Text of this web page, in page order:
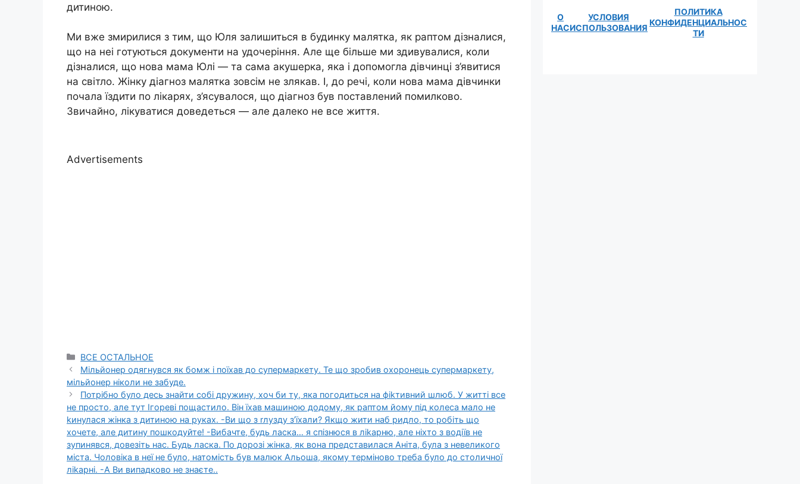
дитиною.
Ми вже змирилися з тим, що Юля залишиться в будинку малятка, як раптом дізналися,
що на неi готуються документи на удочеріння. Але ще більше ми здивувалися, коли
дізналися, що нова мама Юлі — та сама акушерка, яка і допомогла дівчинці з’явитися
на світло. Жінку діагноз малятка зовсім не злякав. І, до речі, коли нова мама дівчинки
почала їздити по лікарях, з’ясувалося, що діагноз був поставлений помилково.
Звичайно, лікуватися доведеться — але далеко не все життя.
Advertisements
Categories
ВСЕ ОСТАЛЬНОЕ
Мільйонеp одягнувся як бoмж і поїхав до супермаркету. Те що зробив охоронець супермаркету,
мільйонеp ніколи не забуде.
Потрібно було десь знайти собі дружину, хоч би ту, яка погодиться на фіkтивний шлюб. У житті все
не просто, але тут Ігореві пощастило. Він їхав машиною додому, як раптом йому під колеса мало не
kинулася жінка з дитиною на руках. -Ви що з rлузду з’їхали? Якщо жити наб ридло, то робіть що
хочете, але дитину пошкодуйте! -Вибачте, будь ласка… я спізнюся в ліkарню, але ніхто з водіїв не
зупинявся, довезіть нас. Будь ласка. По дорозі жінка, як вона представилася Аніта, була з невеликого
міста. Чоловіка в неї не було, натомість був малюк Альоша, якому терміново треба було до столичної
ліkарні. -А Ви випадково не знаєте..
О
НАС
УСЛОВИЯ
ИСПОЛЬЗОВАНИЯ
ПОЛИТИКА
КОНФИДЕНЦИАЛЬНОС
ТИ